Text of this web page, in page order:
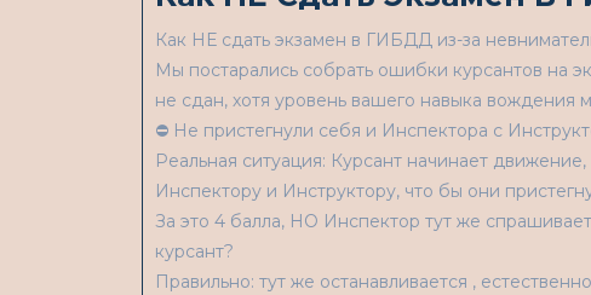
Как НЕ сдать экзамен в ГИБДД из-за
Мы постарались собрать ошибки курсантов на
не сдан, хотя уровень вашего навыка вождения
⛔ Не пристегнули себя и Инспектора с
Реальная ситуация: Курсант начинает
Инспектору и Инструктору, что бы они
За это 4 балла, НО Инспектор тут же
курсант?
Правильно: тут же останавливается ,